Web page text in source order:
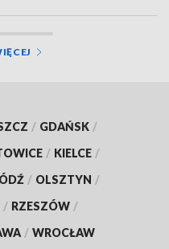
/ GDAŃSK /
/ KIELCE /
/ OLSZTYN /
/ RZESZÓW /
/ WROCŁAW